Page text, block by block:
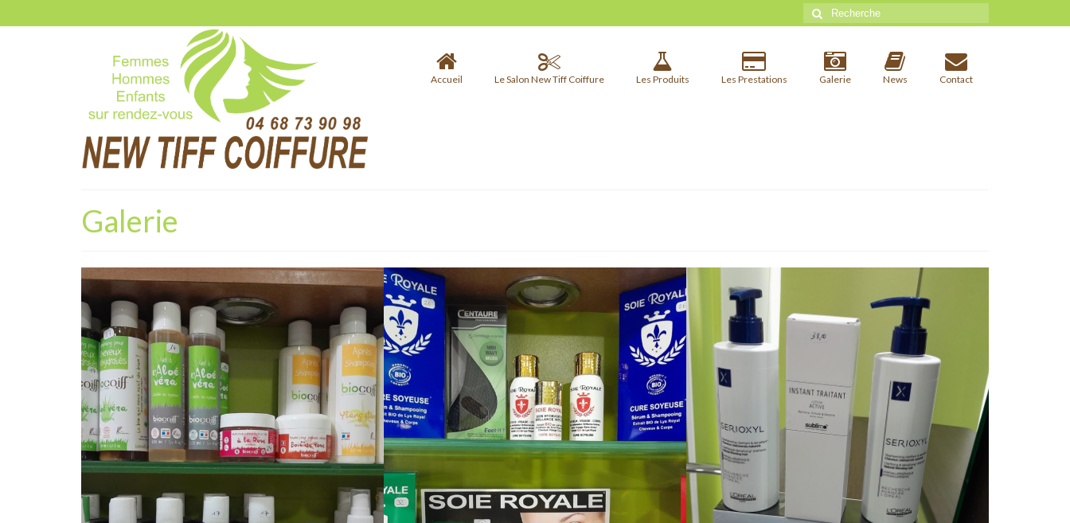
Rechercher
:
Accueil Le Salon New Tiff Coiffure Les Produits Les Prestations Galerie News Contact
Galerie